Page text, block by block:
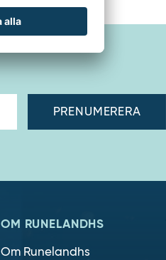
postadress"
OM RUNELANDHS
Om Runelandhs